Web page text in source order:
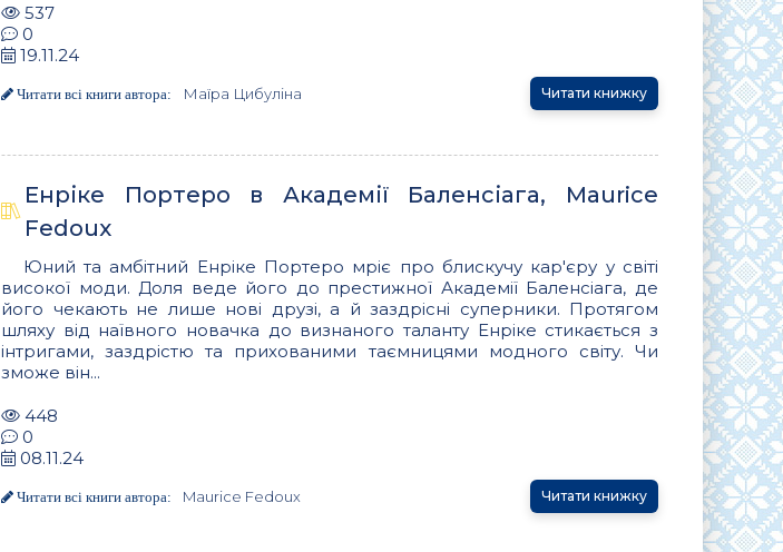
537
0
19.11.24
Читати всі книги автора: Маїра Цибуліна Читати книжку
Енріке Портеро в Академії Баленсіага, Maurice
Fedoux
Юний та амбітний Енріке Портеро мріє про блискучу кар'єру у світі
високої моди. Доля веде його до престижної Академії Баленсіага, де
його чекають не лише нові друзі, а й заздрісні суперники. Протягом
шляху від наївного новачка до визнаного таланту Енріке стикається з
інтригами, заздрістю та прихованими таємницями модного світу. Чи
зможе він...
448
0
08.11.24
Читати всі книги автора: Maurice Fedoux Читати книжку